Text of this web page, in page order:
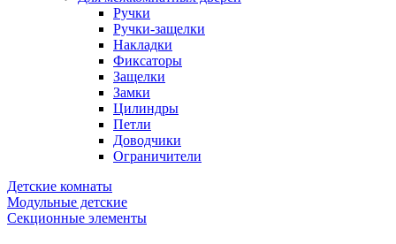
Ручки
Ручки-защелки
Накладки
Фиксаторы
Защелки
Замки
Цилиндры
Петли
Доводчики
Ограничители
Детские комнаты
Модульные детские
Секционные элементы